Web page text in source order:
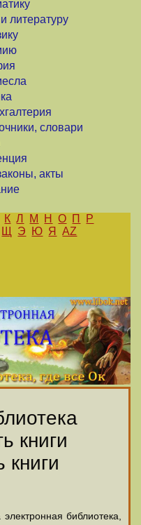
литературу
словари
акты
К Л М Н О П
Р
Щ Э Ю Я AZ
книги
книги
библиотека,